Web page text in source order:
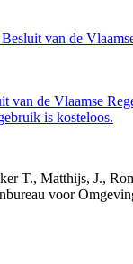
van de
van de Vlaamse
is kosteloos.
T., Matthijs, J.,
voor